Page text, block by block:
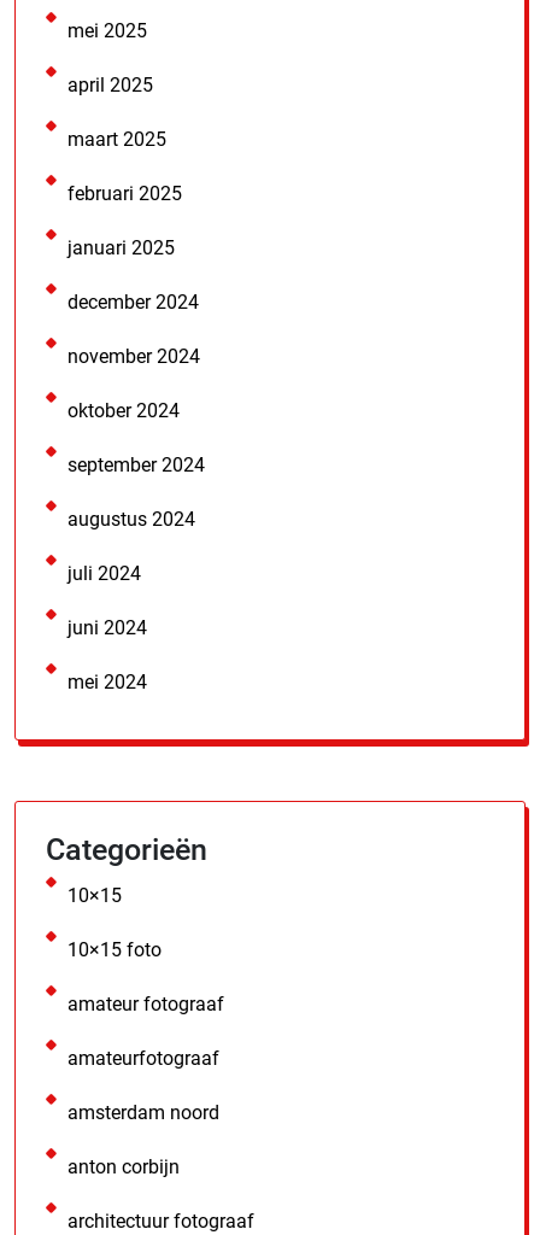
mei 2025
april 2025
maart 2025
februari 2025
januari 2025
december 2024
november 2024
oktober 2024
september 2024
augustus 2024
juli 2024
juni 2024
mei 2024
Categorieën
10×15
10×15 foto
amateur fotograaf
amateurfotograaf
amsterdam noord
anton corbijn
architectuur fotograaf